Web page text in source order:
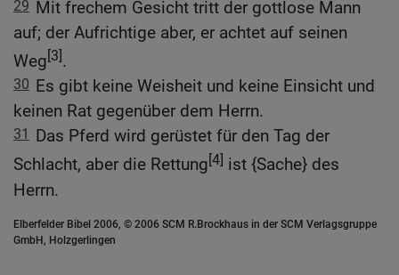
29 Mit frechem Gesicht tritt der gottlose Mann
auf; der Aufrichtige aber, er achtet auf seinen
Weg[3].
30 Es gibt keine Weisheit und keine Einsicht und
keinen Rat gegenüber dem Herrn.
31
Das Pferd wird gerüstet für den Tag der
Schlacht, aber die Rettung[4] ist {Sache} des
Herrn.
Elberfelder Bibel 2006, © 2006 SCM R.Brockhaus in der SCM Verlagsgruppe
GmbH, Holzgerlingen